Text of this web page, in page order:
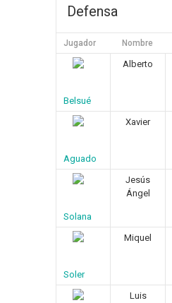
Defensa
Jugador Nombre
Belsué
Alberto
Aguado
Xavier
Solana
Jesús
Ángel
Soler
Miquel
Luis